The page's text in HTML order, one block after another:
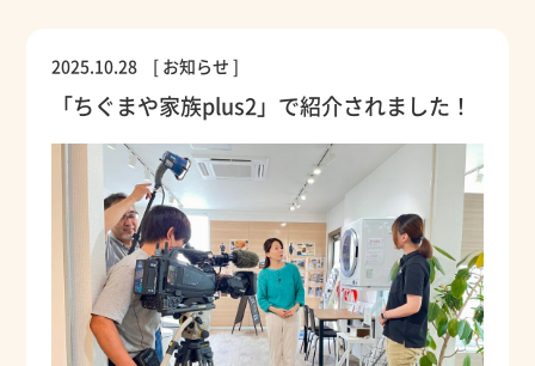
2025.10.28 [ お知らせ ]
「ちぐまや家族plus2」で紹介されました！